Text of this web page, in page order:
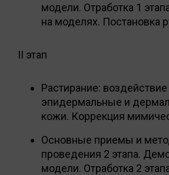
модели. Отработка 1
на моделях. Постановка
II этап
Растирание: воздействие
эпидермальные и
кожи. Коррекция
Основные приемы и
проведения 2 этапа.
модели. Отработка 2